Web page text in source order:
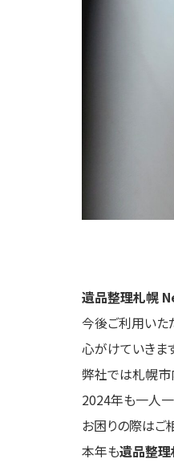
遺品整理札幌
今後ご利用いた
心がけていきま
弊社では札幌市
2024年も一人
お困りの際はご
本年も遺品整